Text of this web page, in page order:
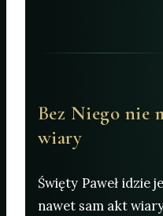
Bez Niego nie
wiary
Święty Paweł idzie
nawet sam akt